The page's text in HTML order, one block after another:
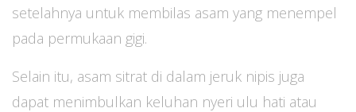
setelahnya untuk membilas asam yang menempel
pada permukaan gigi.
Selain itu, asam sitrat di dalam jeruk nipis juga
dapat menimbulkan keluhan nyeri ulu hati atau